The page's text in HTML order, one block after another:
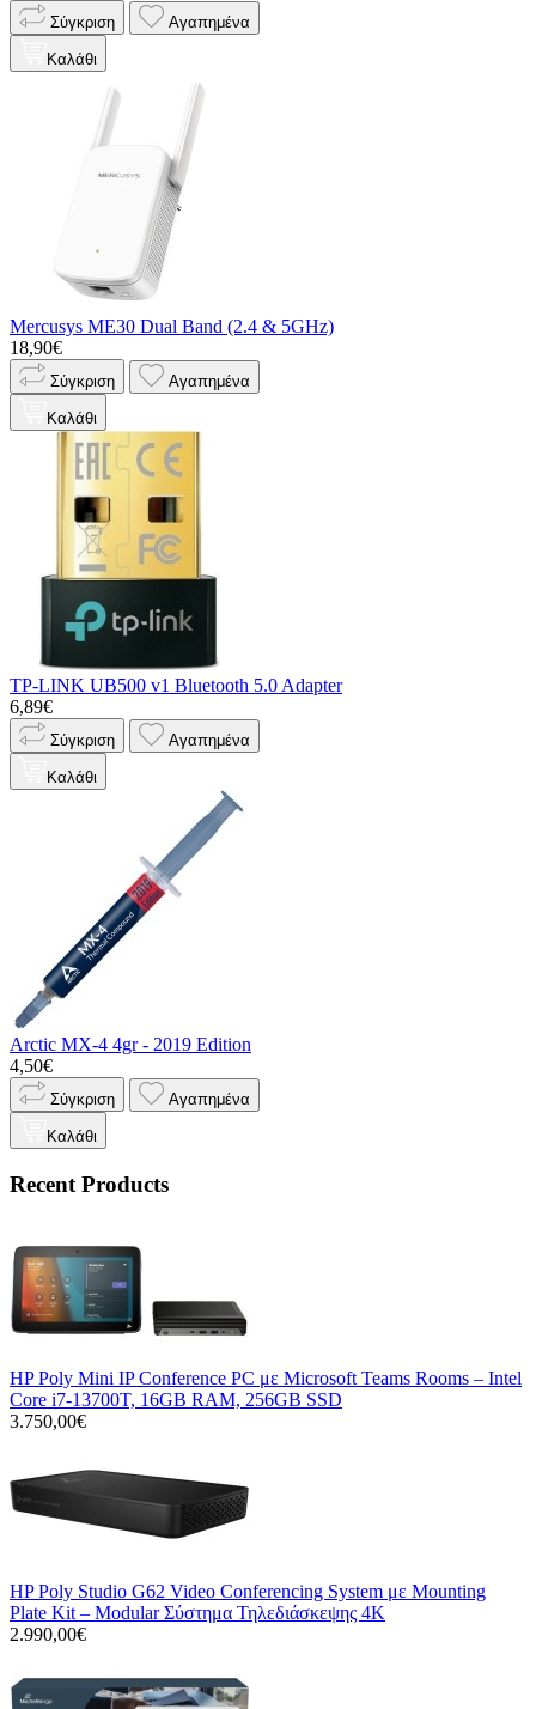
Σύγκριση Αγαπημένα
Καλάθι
Mercusys ME30 Dual Band (2.4 & 5GHz)
18,90€
Σύγκριση Αγαπημένα
Καλάθι
TP-LINK UB500 v1 Bluetooth 5.0 Adapter
6,89€
Σύγκριση Αγαπημένα
Καλάθι
Arctic MX-4 4gr - 2019 Edition
4,50€
Σύγκριση Αγαπημένα
Καλάθι
Recent Products
HP Poly Mini IP Conference PC με Microsoft Teams Rooms – Intel
Core i7-13700T, 16GB RAM, 256GB SSD
3.750,00€
HP Poly Studio G62 Video Conferencing System με Mounting
Plate Kit – Modular Σύστημα Τηλεδιάσκεψης 4K
2.990,00€